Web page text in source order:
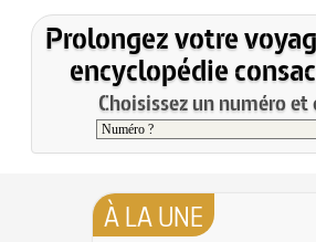
Prolongez votre
encyclopédie
Choisissez un numéro
À LA UNE